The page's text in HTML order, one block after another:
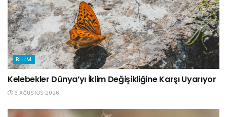
BILIM
Kelebekler Dünya’yı İklim Değişikliğine Karşı Uyarıyor
6 AĞUSTOS 2026